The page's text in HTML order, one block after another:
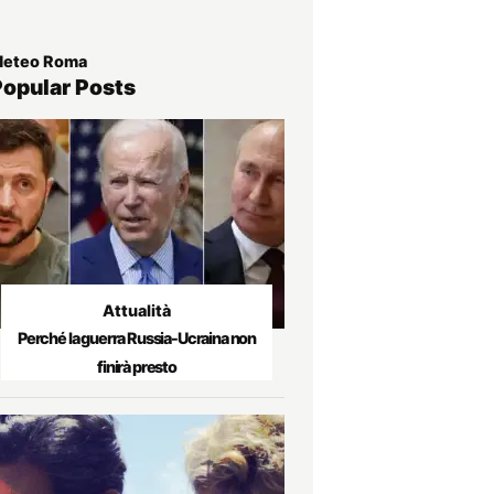
Roma
Posts
Attualità
Perché la guerra Russia-Ucraina non
finirà presto